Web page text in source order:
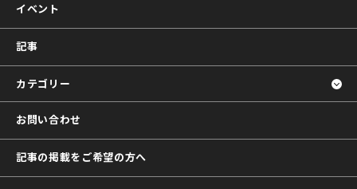
イベント
記事
カテゴリー
お問い合わせ
記事の掲載をご希望の方へ